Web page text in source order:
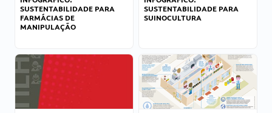
SUSTENTABILIDADE PARA
FARMÁCIAS DE
MANIPULAÇÃO
SUSTENTABILIDADE PARA
SUINOCULTURA